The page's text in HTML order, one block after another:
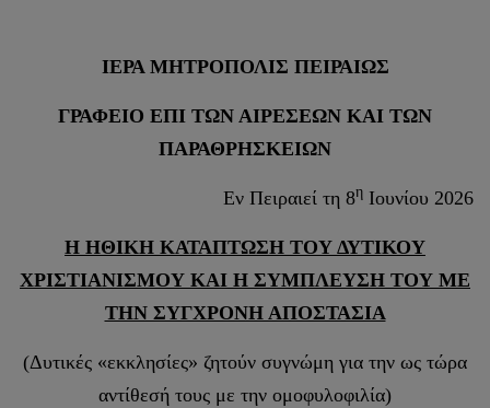
ΙΕΡΑ ΜΗΤΡΟΠΟΛΙΣ ΠΕΙΡΑΙΩΣ
ΓΡΑΦΕΙΟ ΕΠΙ ΤΩΝ ΑΙΡΕΣΕΩΝ ΚΑΙ ΤΩΝ
ΠΑΡΑΘΡΗΣΚΕΙΩΝ
Εν Πειραιεί τη 8η Ιουνίου 2026
Η ΗΘΙΚΗ ΚΑΤΑΠΤΩΣΗ ΤΟΥ ΔΥΤΙΚΟΥ
ΧΡΙΣΤΙΑΝΙΣΜΟΥ ΚΑΙ Η ΣΥΜΠΛΕΥΣΗ ΤΟΥ ΜΕ
ΤΗΝ ΣΥΓΧΡΟΝΗ ΑΠΟΣΤΑΣΙΑ
(Δυτικές «εκκλησίες» ζητούν συγνώμη για την ως τώρα
αντίθεσή τους με την ομοφυλοφιλία)